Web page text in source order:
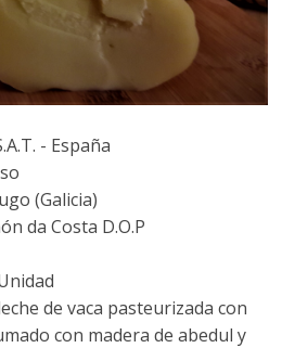
- España
(Galicia)
da Costa D.O.P
de vaca pasteurizada con
con madera de abedul y